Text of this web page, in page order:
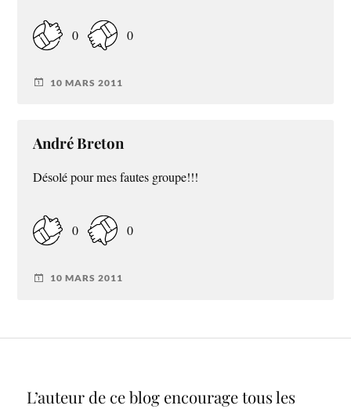
0 0
10 MARS 2011
André Breton
Désolé pour mes fautes groupe!!!
0 0
10 MARS 2011
L’auteur de ce blog encourage tous les